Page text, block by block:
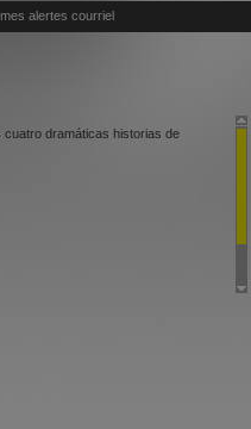
alertes courriel
cuatro dramáticas historias de